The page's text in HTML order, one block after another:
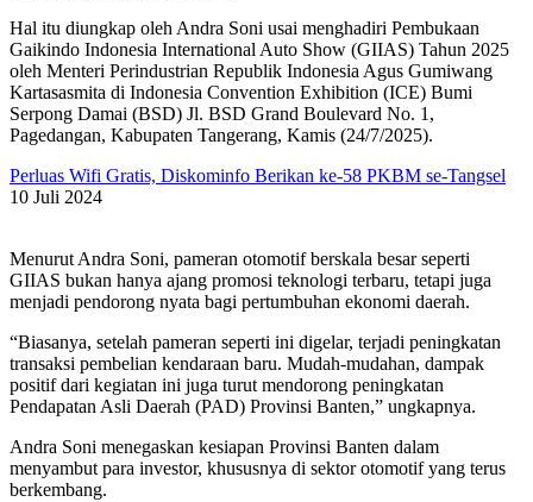
Hal itu diungkap oleh Andra Soni usai menghadiri Pembukaan
Gaikindo Indonesia International Auto Show (GIIAS) Tahun 2025
oleh Menteri Perindustrian Republik Indonesia Agus Gumiwang
Kartasasmita di Indonesia Convention Exhibition (ICE) Bumi
Serpong Damai (BSD) Jl. BSD Grand Boulevard No. 1,
Pagedangan, Kabupaten Tangerang, Kamis (24/7/2025).
Perluas Wifi Gratis, Diskominfo Berikan ke-58 PKBM se-Tangsel
10 Juli 2024
Menurut Andra Soni, pameran otomotif berskala besar seperti
GIIAS bukan hanya ajang promosi teknologi terbaru, tetapi juga
menjadi pendorong nyata bagi pertumbuhan ekonomi daerah.
“Biasanya, setelah pameran seperti ini digelar, terjadi peningkatan
transaksi pembelian kendaraan baru. Mudah-mudahan, dampak
positif dari kegiatan ini juga turut mendorong peningkatan
Pendapatan Asli Daerah (PAD) Provinsi Banten,” ungkapnya.
Andra Soni menegaskan kesiapan Provinsi Banten dalam
menyambut para investor, khususnya di sektor otomotif yang terus
berkembang.